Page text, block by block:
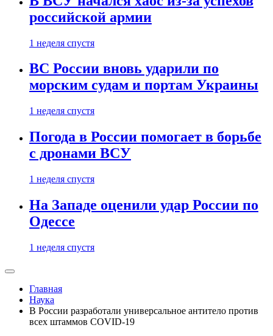
российской армии
1 неделя спустя
ВС России вновь ударили по
морским судам и портам Украины
1 неделя спустя
Погода в России помогает в борьбе
с дронами ВСУ
1 неделя спустя
На Западе оценили удар России по
Одессе
1 неделя спустя
Главная
Наука
В России разработали универсальное антитело против
всех штаммов COVID-19